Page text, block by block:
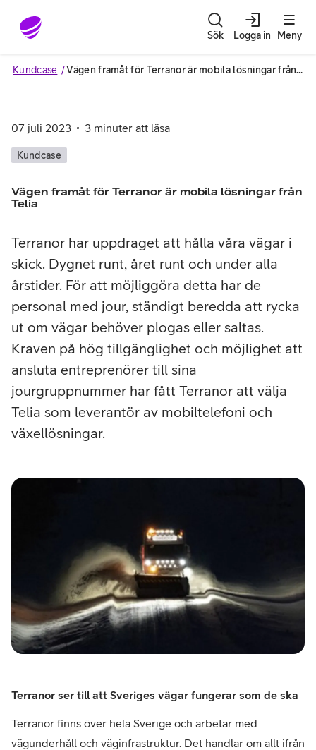
Gå till sidans innehåll
Sök Logga in Meny
Kundcase Vägen framåt för Terranor är mobila lösningar från Telia
07 juli 2023 3 minuter att läsa
Kundcase
Vägen framåt för Terranor är mobila lösningar från
Telia
Terranor har uppdraget att hålla våra vägar i
skick. Dygnet runt, året runt och under alla
årstider. För att möjliggöra detta har de
personal med jour, ständigt beredda att rycka
ut om vägar behöver plogas eller saltas.
Kraven på hög tillgänglighet och möjlighet att
ansluta entreprenörer till sina
jourgruppnummer har fått Terranor att välja
Telia som leverantör av mobiltelefoni och
växellösningar.
Terranor ser till att Sveriges vägar fungerar som de ska
Terranor finns över hela Sverige och arbetar med
vägunderhåll och väginfrastruktur. Det handlar om allt ifrån